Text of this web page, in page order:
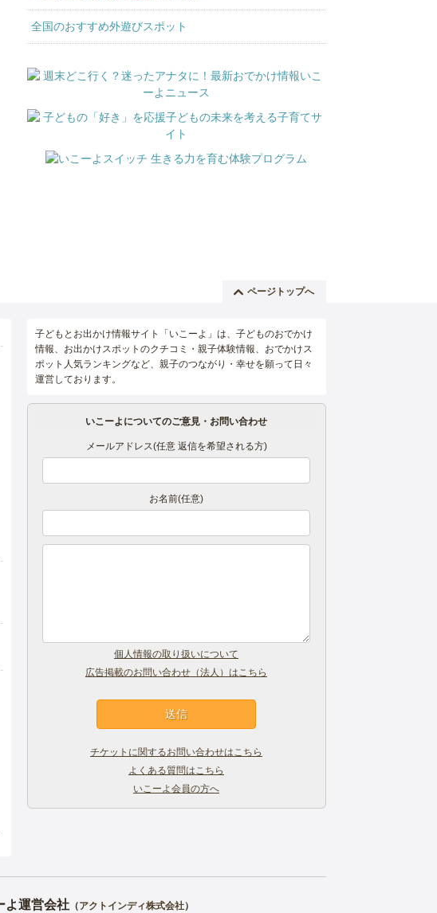
全国のおすすめ外遊びスポット
ページトップへ
子どもとお出かけ情報サイト「いこーよ」は、子どものおでかけ
情報、お出かけスポットのクチコミ・親子体験情報、おでかけス
ポット人気ランキングなど、親子のつながり・幸せを願って日々
運営しております。
いこーよについてのご意見・お問い合わせ
メールアドレス(任意 返信を希望される方)
お名前(任意)
個人情報の取り扱いについて
広告掲載のお問い合わせ（法人）はこちら
チケットに関するお問い合わせはこちら
よくある質問はこちら
いこーよ会員の方へ
よ運営会社（アクトインディ株式会社）